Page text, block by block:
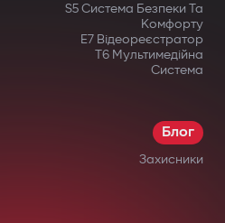
S5 Система Безпеки Та
Комфорту
E7 Відеореєстратор
T6 Мультимедійна
Система
Блог
Захисники